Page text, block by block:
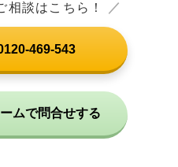
相談はこちら！ ／
469-543
ムで問合せする